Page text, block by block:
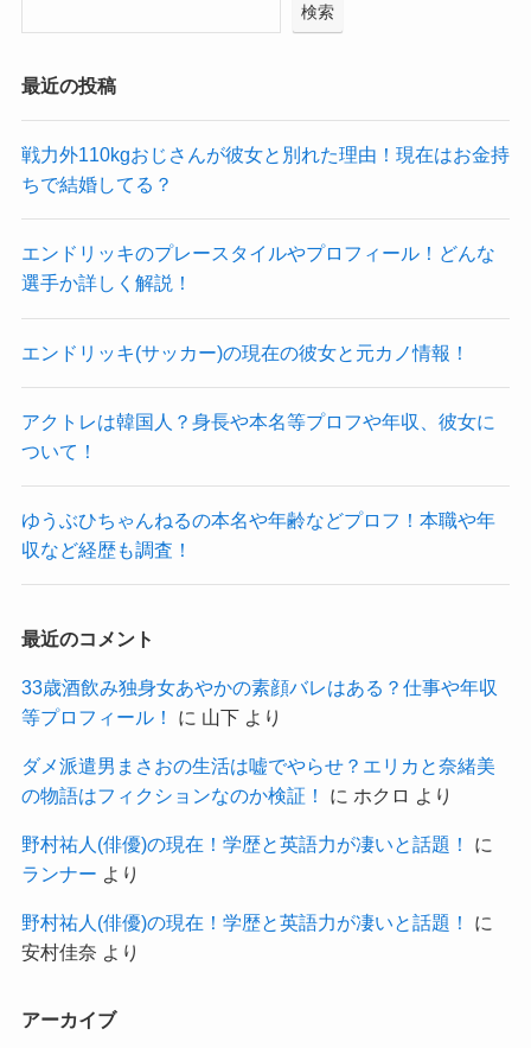
検索
最近の投稿
戦力外110kgおじさんが彼女と別れた理由！現在はお金持
ちで結婚してる？
エンドリッキのプレースタイルやプロフィール！どんな
選手か詳しく解説！
エンドリッキ(サッカー)の現在の彼女と元カノ情報！
アクトレは韓国人？身長や本名等プロフや年収、彼女に
ついて！
ゆうぶひちゃんねるの本名や年齢などプロフ！本職や年
収など経歴も調査！
最近のコメント
33歳酒飲み独身女あやかの素顔バレはある？仕事や年収
等プロフィール！
に 山下より
ダメ派遣男まさおの生活は嘘でやらせ？エリカと奈緒美
の物語はフィクションなのか検証！
に ホクロ より
野村祐人(俳優)の現在！学歴と英語力が凄いと話題！
に
ランナー より
野村祐人(俳優)の現在！学歴と英語力が凄いと話題！
に
安村佳奈 より
アーカイブ